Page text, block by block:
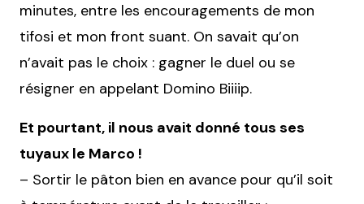
minutes, entre les encouragements de mon
tifosi et mon front suant. On savait qu’on
n’avait pas le choix : gagner le duel ou se
résigner en appelant Domino Biiiip.
Et pourtant, il nous avait donné tous ses
tuyaux le Marco !
– Sortir le pâton bien en avance pour qu’il soit